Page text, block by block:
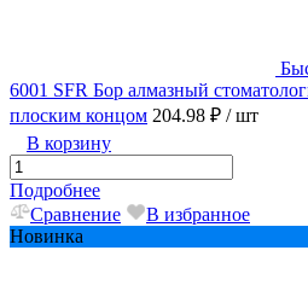
6001 SFR Бор алмазный
плоским концом 204.98 ₽ / шт
В корзину
Подробнее
Сравнение
В избранное
Новинка